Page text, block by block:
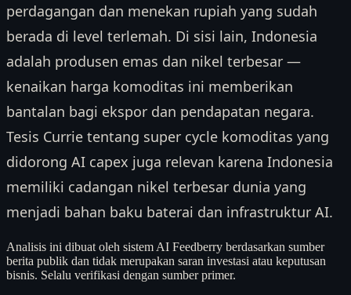
perdagangan dan menekan rupiah yang sudah
berada di level terlemah. Di sisi lain, Indonesia
adalah produsen emas dan nikel terbesar —
kenaikan harga komoditas ini memberikan
bantalan bagi ekspor dan pendapatan negara.
Tesis Currie tentang super cycle komoditas yang
didorong AI capex juga relevan karena Indonesia
memiliki cadangan nikel terbesar dunia yang
menjadi bahan baku baterai dan infrastruktur AI.
Analisis ini dibuat oleh sistem AI Feedberry berdasarkan sumber
berita publik dan tidak merupakan saran investasi atau keputusan
bisnis. Selalu verifikasi dengan sumber primer.